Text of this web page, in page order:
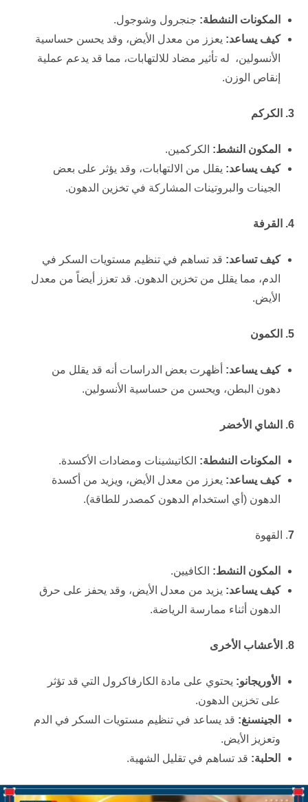
المكونات النشطة: جنجرول وشوجول.
كيف يساعد: يعزز من معدل الأيض، وقد يحسن حساسية
الأنسولين، له تأثير مضاد للالتهابات، مما قد يدعم عملية
إنقاص الوزن.
3. الكركم
المكون النشط: الكركمين.
كيف يساعد: يقلل من الالتهابات، وقد يؤثر على بعض
الجينات والبروتينات المشاركة في تخزين الدهون.
4. القرفة
كيف تساعد: قد تساهم في تنظيم مستويات السكر في
الدم، مما يقلل من تخزين الدهون. قد تعزز أيضاً من معدل
الأيض.
5. الكمون
كيف يساعد: أظهرت بعض الدراسات أنه قد يقلل من
دهون البطن، ويحسن من حساسية الأنسولين.
6. الشاي الأخضر
المكونات النشطة: الكاتيشينات ومضادات الأكسدة.
كيف يساعد: يعزز من معدل الأيض، ويزيد من أكسدة
الدهون (أي استخدام الدهون كمصدر للطاقة).
7. القهوة
المكون النشط: الكافيين.
كيف يساعد: يزيد من معدل الأيض، وقد يحفز على حرق
الدهون أثناء ممارسة الرياضة.
8. الأعشاب الأخرى
الأوريجانو: يحتوي على مادة الكارفاكرول التي قد تؤثر
على تخزين الدهون.
الجينسنغ: قد يساعد في تنظيم مستويات السكر في الدم
وتعزيز الأيض.
الحلبة: قد تساهم في تقليل الشهية.